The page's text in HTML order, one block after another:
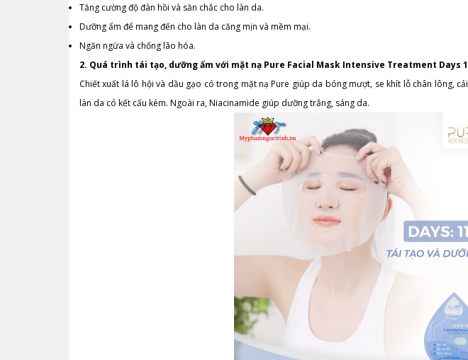
Tăng cường độ đàn hồi và săn chắc cho làn da.
Dưỡng ẩm để mang đến cho làn da căng mịn và mềm mại.
Ngăn ngừa và chống lão hóa.
2. Quá trình tái tạo, dưỡng ẩm với mặt nạ Pure Facial Mask Intensive Treatment Days
Chiết xuất lá lô hội và dầu gạo có trong mặt nạ Pure giúp da bóng mượt, se khít lỗ chân lông,
làn da có kết cấu kém. Ngoài ra, Niacinamide giúp dưỡng trắng, sáng da.